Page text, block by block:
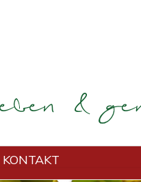
KONTAKT